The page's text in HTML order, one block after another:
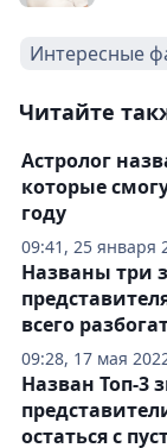
Интересные
Читайте
09:41, 25 января
Астролог
которые
году
09:28, 17 мая
Названы три
всего
Назван Топ-3
остаться с